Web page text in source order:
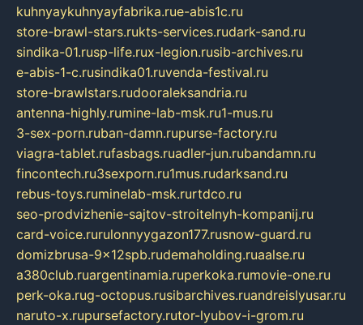
kuhnyaykuhnyayfabrika.rue-abis1c.ru
store-brawl-stars.rukts-services.rudark-sand.ru
sindika-01.rusp-life.rux-legion.rusib-archives.ru
e-abis-1-c.rusindika01.ruvenda-festival.ru
store-brawlstars.rudooraleksandria.ru
antenna-highly.rumine-lab-msk.ru1-mus.ru
3-sex-porn.ruban-damn.rupurse-factory.ru
viagra-tablet.rufasbags.ruadler-jun.rubandamn.ru
fincontech.ru3sexporn.ru1mus.rudarksand.ru
rebus-toys.ruminelab-msk.rurtdco.ru
seo-prodvizhenie-sajtov-stroitelnyh-kompanij.ru
card-voice.rurulonnyygazon177.rusnow-guard.ru
domizbrusa-9x12spb.rudemaholding.ruaalse.ru
a380club.ruargentinamia.ruperkoka.rumovie-one.ru
perk-oka.rug-octopus.rusibarchives.ruandreislyusar.ru
naruto-x.rupursefactory.rutor-lyubov-i-grom.ru